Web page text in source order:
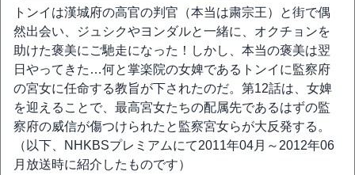
トンイは漢城府の高官の判官（本当は粛宗王）と街で偶
然出会い、ジュシクやヨンダルと一緒に、オクチョンを
助けた褒美にご馳走になった！しかし、本当の褒美は翌
日やってきた…何と掌楽院の女婢であるトンイに監察府
の宮女に任命する教旨が下されたのだ。第12話は、女婢
を迎えることで、最高宮女たちの配属先であるはずの監
察府の威信が傷つけられたと監察宮女らが大反発する。
（以下、NHKBSプレミアムにて2011年04月～2012年06
月放送時に紹介したものです）